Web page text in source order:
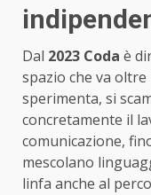
Dal 2023 Coda è
spazio che va
sperimenta, si
concretamente il
comunicazione,
mescolano
linfa anche al